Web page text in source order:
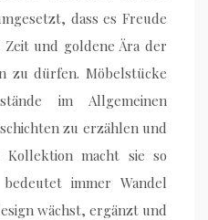
dass es Freude
und goldene Ära der
zu dürfen. Möbelstücke
im Allgemeinen
zu erzählen und
macht sie so
immer Wandel
wächst, ergänzt und